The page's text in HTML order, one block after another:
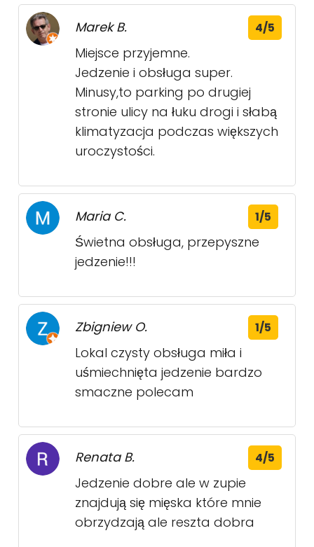
Marek B. 4/5
Miejsce przyjemne.
Jedzenie i obsługa super.
Minusy,to parking po drugiej
stronie ulicy na łuku drogi i słabą
klimatyzacja podczas większych
uroczystości.
Maria C. 1/5
Świetna obsługa, przepyszne
jedzenie!!!
Zbigniew O. 1/5
Lokal czysty obsługa miła i
uśmiechnięta jedzenie bardzo
smaczne polecam
Renata B. 4/5
Jedzenie dobre ale w zupie
znajdują się mięska które mnie
obrzydzają ale reszta dobra